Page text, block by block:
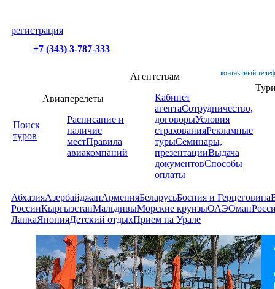
регистрация
+7 (343) 3-787-333
контактный
Поиск
туров
Авиаперелеты
Расписание и
наличие
местПравила
авиакомпаний
Агентствам
Кабинет
агентаСотрудничество,
договорыУсловия
страхованияРекламные
турыСеминары,
презентацииВыдача
документовСпособы
оплаты
АбхазияАзербайджанАрменияБеларусьБосния и Герцеговина
РоссииКыргызстанМальдивыМорские круизыОАЭОман
ЛанкаЯпонияДетский отдыхПрием на Урале